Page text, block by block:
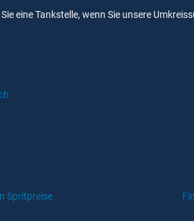
eine Tankstelle, wenn Sie unsere
Spritpreise